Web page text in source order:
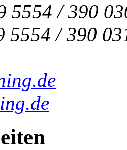
5554 / 390
5554 / 390